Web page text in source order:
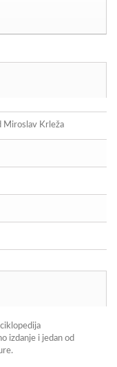
Miroslav Krleža
izdanje i jedan od